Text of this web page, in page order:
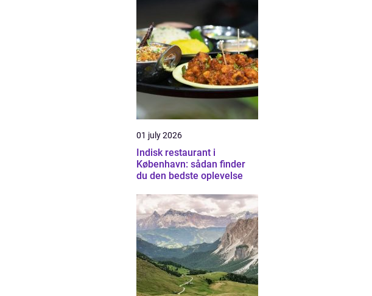
01 july 2026
Indisk restaurant i
København: sådan finder
du den bedste oplevelse